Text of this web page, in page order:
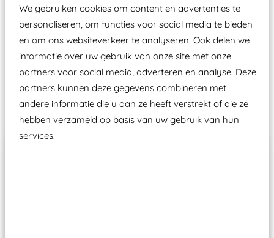
We gebruiken cookies om content en advertenties te
personaliseren, om functies voor social media te bieden
en om ons websiteverkeer te analyseren. Ook delen we
informatie over uw gebruik van onze site met onze
partners voor social media, adverteren en analyse. Deze
partners kunnen deze gegevens combineren met
andere informatie die u aan ze heeft verstrekt of die ze
hebben verzameld op basis van uw gebruik van hun
services.
Wij ook speeltoestellen kunnen laten keuren zodat
ze toch binnen het Warenwetbesluit Attractie- en
Speeltoestellen vallen?
Past er goed bij